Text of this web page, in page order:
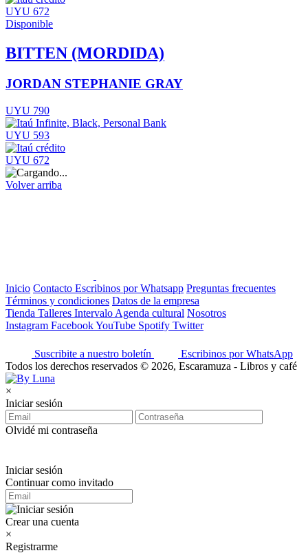
UYU 672
Disponible
BITTEN (MORDIDA)
JORDAN STEPHANIE GRAY
UYU 790
UYU 593
UYU 672
Volver arriba
Inicio Contacto Escribinos por Whatsapp Preguntas frecuentes
Términos y condiciones Datos de la empresa
Tienda Talleres Intervalo Agenda cultural Nosotros
Instagram FacebookYouTube Spotify Twitter
Suscribite a nuestro boletín
Escribinos por WhatsApp
Todos los derechos reservados © 2026, Escaramuza - Libros y café
×
Iniciar sesión
Olvidé mi contraseña
Iniciar sesión
Continuar como invitado
Crear una cuenta
×
Registrarme